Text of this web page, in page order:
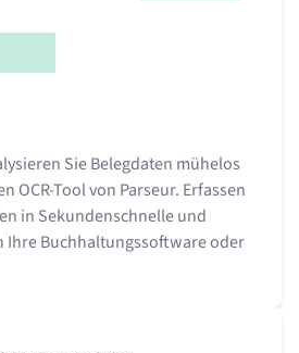
Sie Belegdaten mühelos
OCR-Tool von Parseur. Erfassen
in Sekundenschnelle und
Ihre Buchhaltungssoftware oder